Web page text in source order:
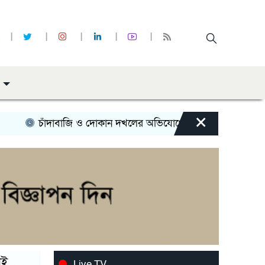
ও দোকান দখলের অভিযোগে সোনাইমুড়ী জয়াগে যুবদল নেতার
×